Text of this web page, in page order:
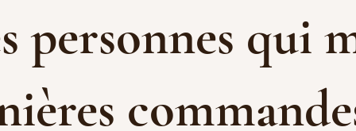
personnes qui